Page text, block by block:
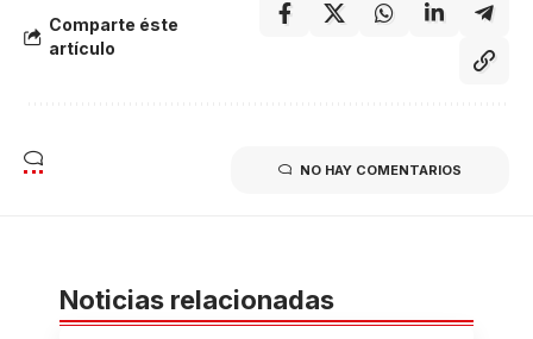
Comparte éste
artículo
NO HAY COMENTARIOS
Noticias relacionadas